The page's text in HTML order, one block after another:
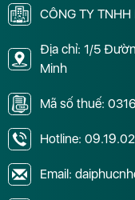
CÔNG TY
Địa chỉ: 1/5
Minh
Mã số thuế:
Hotline:
Email: